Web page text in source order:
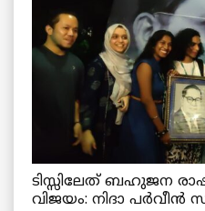
ടിസ്സിലേത് ബഹുജന
വിജയം: നിദാ പർവീൻ